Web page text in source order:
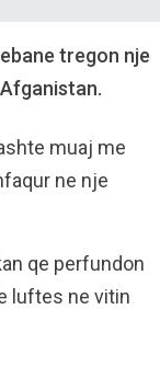
tregon nje
muaj me
ne nje
qe perfundon
luftes ne vitin